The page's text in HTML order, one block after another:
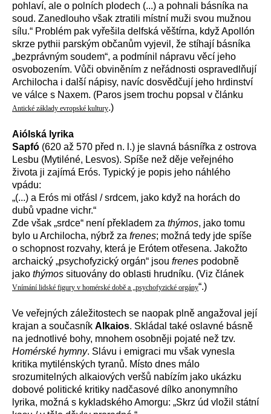
pohlaví, ale o polních plodech (...) a pohnali básníka na
soud. Zanedlouho však ztratili místní muži svou mužnou
sílu.“ Problém pak vyřešila delfská věštírna, když Apollón
skrze pythii parským občanům vyjevil, že stíhají básníka
„bezprávným soudem“, a podmínil nápravu věcí jeho
osvobozením. Vůči obviněním z neřádnosti ospravedlňují
Archilocha i další nápisy, navíc dosvědčují jeho hrdinství
ve válce s Naxem. (Paros jsem trochu popsal v článku
Antické základy evropské kultury.)
Aiólská lyrika
Sapfó (620 až 570 před n. l.) je slavná básnířka z ostrova
Lesbu (Mytiléné, Lesvos). Spíše než děje veřejného
života ji zajímá Erós. Typický je popis jeho náhlého
vpádu:
„(...) a Erós mi otřásl / srdcem, jako když na horách do
dubů vpadne vichr.“
Zde však „srdce“ není překladem za thýmos, jako tomu
bylo u Archilocha, nýbrž za frenes; možná tedy jde spíše
o schopnost rozvahy, která je Erótem otřesena. Jakožto
archaický „psychofyzický orgán“ jsou frenes podobně
jako thýmos situovány do oblasti hrudníku. (Viz článek
Vnímání lidské figury v homérské době a „psychofyzické orgány“.)
Ve veřejných záležitostech se naopak plně angažoval její
krajan a současník Alkaios. Skládal také oslavné básně
na jednotlivé bohy, mnohem osobněji pojaté než tzv.
Homérské hymny. Slávu i emigraci mu však vynesla
kritika mytilénských tyranů. Místo dnes málo
srozumitelných alkaiových veršů nabízím jako ukázku
dobové politické kritiky nadčasové dílko anonymního
lyrika, možná s kykladského Amorgu: „Skrz úd vložil státní